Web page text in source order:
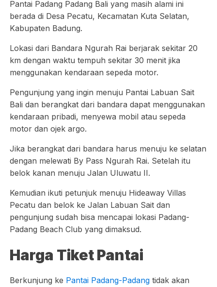
Pantai Padang Padang Bali yang masih alami ini
berada di Desa Pecatu, Kecamatan Kuta Selatan,
Kabupaten Badung.
Lokasi dari Bandara Ngurah Rai berjarak sekitar 20
km dengan waktu tempuh sekitar 30 menit jika
menggunakan kendaraan sepeda motor.
Pengunjung yang ingin menuju Pantai Labuan Sait
Bali dan berangkat dari bandara dapat menggunakan
kendaraan pribadi, menyewa mobil atau sepeda
motor dan ojek argo.
Jika berangkat dari bandara harus menuju ke selatan
dengan melewati By Pass Ngurah Rai. Setelah itu
belok kanan menuju Jalan Uluwatu II.
Kemudian ikuti petunjuk menuju Hideaway Villas
Pecatu dan belok ke Jalan Labuan Sait dan
pengunjung sudah bisa mencapai lokasi Padang-
Padang Beach Club yang dimaksud.
Harga Tiket Pantai
Berkunjung ke Pantai Padang-Padang tidak akan